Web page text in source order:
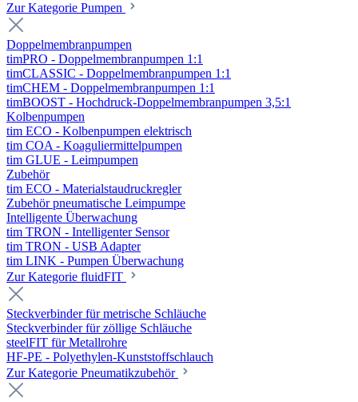
Zur Kategorie Pumpen
Doppelmembranpumpen
timPRO - Doppelmembranpumpen 1:1
timCLASSIC - Doppelmembranpumpen 1:1
timCHEM - Doppelmembranpumpen 1:1
timBOOST - Hochdruck-Doppelmembranpumpen 3,5:1
Kolbenpumpen
tim ECO - Kolbenpumpen elektrisch
tim COA - Koaguliermittelpumpen
tim GLUE - Leimpumpen
Zubehör
tim ECO - Materialstaudruckregler
Zubehör pneumatische Leimpumpe
Intelligente Überwachung
tim TRON - Intelligenter Sensor
tim TRON - USB Adapter
tim LINK - Pumpen Überwachung
Zur Kategorie fluidFIT
Steckverbinder für metrische Schläuche
Steckverbinder für zöllige Schläuche
steelFIT für Metallrohre
HF-PE - Polyethylen-Kunststoffschlauch
Zur Kategorie Pneumatikzubehör